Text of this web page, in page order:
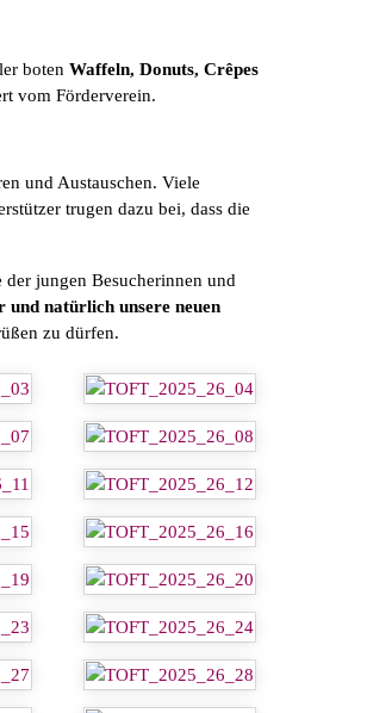
boten Waffeln, Donuts, Crêpes
vom Förderverein.
und Austauschen. Viele
trugen dazu bei, dass die
jungen Besucherinnen und
und natürlich unsere neuen
zu dürfen.